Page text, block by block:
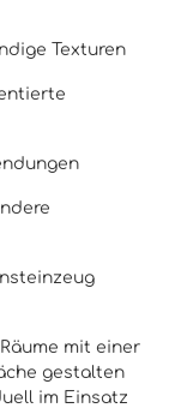
Texturen
mit einer
gestalten
im Einsatz